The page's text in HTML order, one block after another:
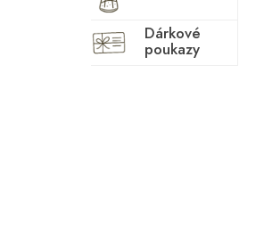
Dárkové
poukazy